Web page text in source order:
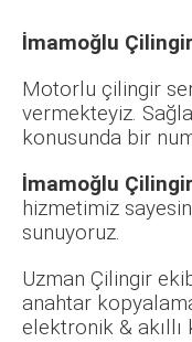
İmamoğlu Çilingir
Motorlu çilingir
vermekteyiz.
konusunda bir
İmamoğlu Çilingir
hizmetimiz
sunuyoruz.
Uzman Çilingir
anahtar
elektronik & akıllı